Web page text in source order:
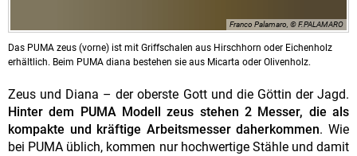
Franco Palamaro, © F.PALAMARO
Das PUMA zeus (vorne) ist mit Griffschalen aus Hirschhorn oder Eichenholz
erhältlich. Beim PUMA diana bestehen sie aus Micarta oder Olivenholz.
Zeus und Diana – der oberste Gott und die Göttin der Jagd.
Hinter dem PUMA Modell zeus stehen 2 Messer, die als
kompakte und kräftige Arbeitsmesser daherkommen. Wie
bei PUMA üblich, kommen nur hochwertige Stähle und damit